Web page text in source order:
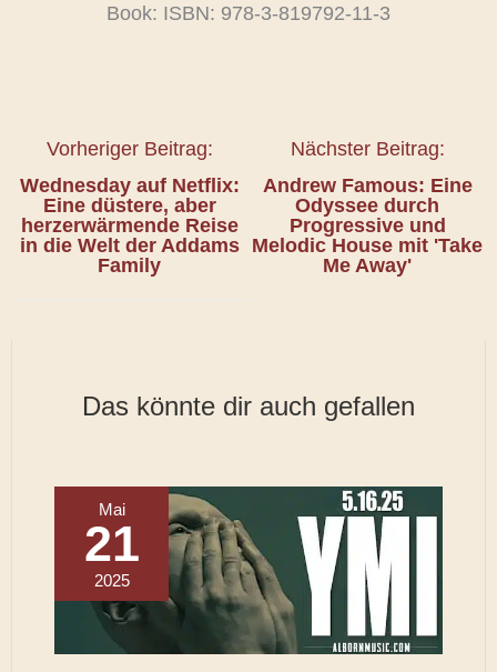
Book: ISBN: 978-3-819792-11-3
Vorheriger Beitrag:
Wednesday auf Netflix:
Eine düstere, aber
herzerwärmende Reise
in die Welt der Addams
Family
Nächster Beitrag:
Andrew Famous: Eine
Odyssee durch
Progressive und
Melodic House mit 'Take
Me Away'
Das könnte dir auch gefallen
Mai
21
2025